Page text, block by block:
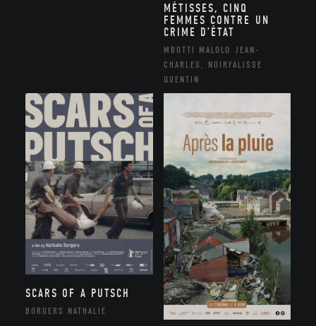
MÉTISSES, CINQ
FEMMES CONTRE UN
CRIME D’ÉTAT
MBOTTI MALOLO JEAN-
CHARLES, NOIRFALISSE
QUENTIN
SCARS OF A PUTSCH
BORGERS NATHALIE